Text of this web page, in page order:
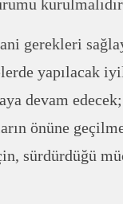
gerekleri
yapılacak
devam
önüne
sürdürdüğü